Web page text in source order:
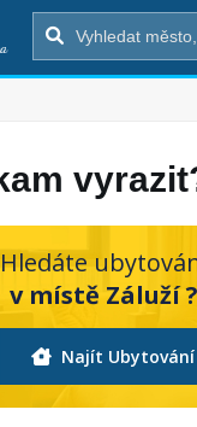
Hledáte
v místě Záluží ?
Najít Ubytování